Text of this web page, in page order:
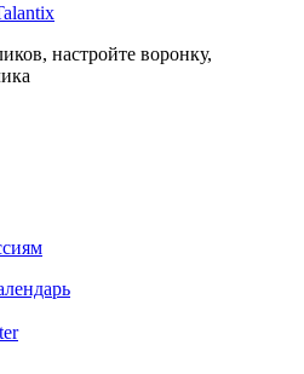
настройте воронку,